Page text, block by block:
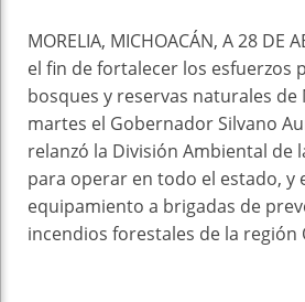
MORELIA, MICHOACÁN, A 28 DE
el fin de fortalecer los esfuerzos
bosques y reservas naturales de
martes el Gobernador Silvano
relanzó la División Ambiental de
para operar en todo el estado, y
equipamiento a brigadas de
incendios forestales de la región